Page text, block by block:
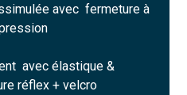
avec fermeture à
avec élastique &
réflex + velcro